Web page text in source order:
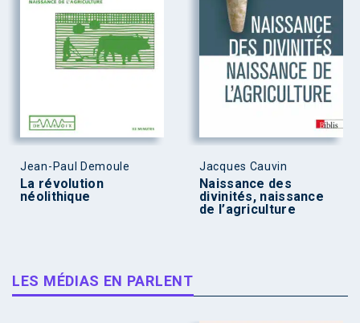
Jean-Paul Demoule
La révolution
néolithique
Jacques Cauvin
Naissance des
divinités, naissance
de l’agriculture
LES MÉDIAS EN PARLENT